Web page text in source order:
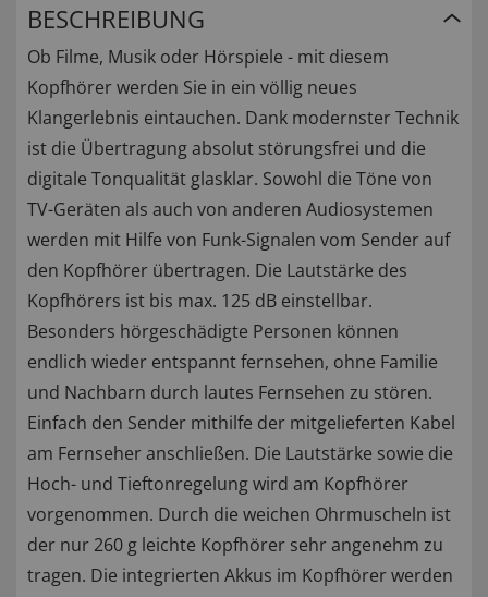
BESCHREIBUNG
Ob Filme, Musik oder Hörspiele - mit diesem
Kopfhörer werden Sie in ein völlig neues
Klangerlebnis eintauchen. Dank modernster Technik
ist die Übertragung absolut störungsfrei und die
digitale Tonqualität glasklar. Sowohl die Töne von
TV-Geräten als auch von anderen Audiosystemen
werden mit Hilfe von Funk-Signalen vom Sender auf
den Kopfhörer übertragen. Die Lautstärke des
Kopfhörers ist bis max. 125 dB einstellbar.
Besonders hörgeschädigte Personen können
endlich wieder entspannt fernsehen, ohne Familie
und Nachbarn durch lautes Fernsehen zu stören.
Einfach den Sender mithilfe der mitgelieferten Kabel
am Fernseher anschließen. Die Lautstärke sowie die
Hoch- und Tieftonregelung wird am Kopfhörer
vorgenommen. Durch die weichen Ohrmuscheln ist
der nur 260 g leichte Kopfhörer sehr angenehm zu
tragen. Die integrierten Akkus im Kopfhörer werden